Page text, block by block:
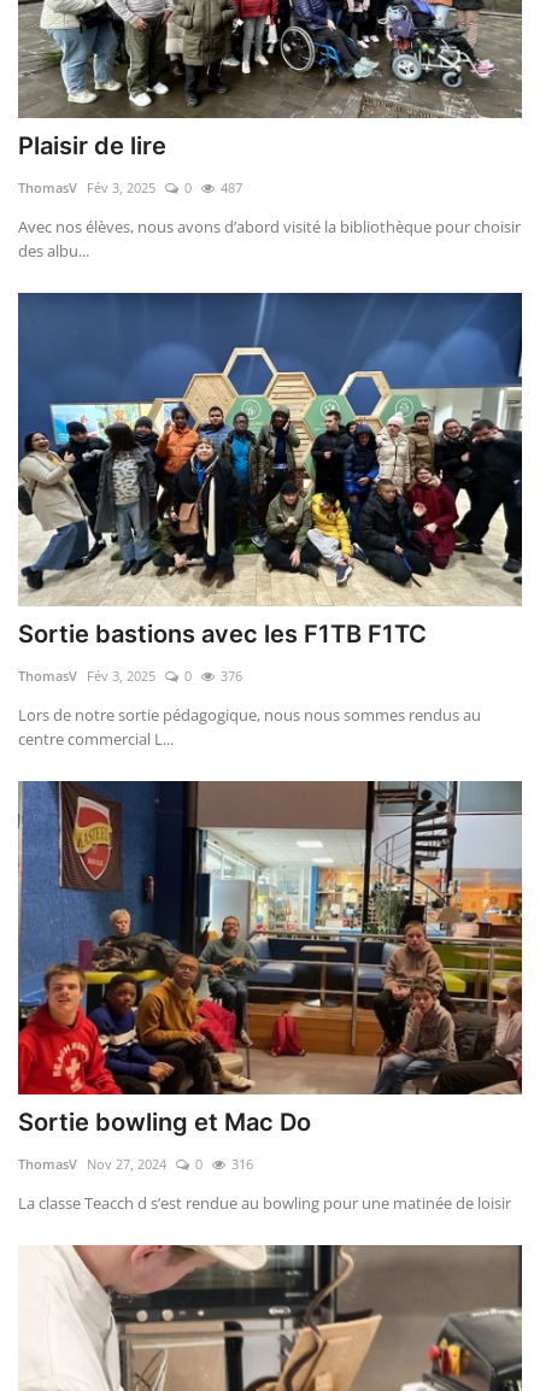
Plaisir de lire
ThomasV Fév 3, 2025 0 487
Avec nos élèves, nous avons d’abord visité la bibliothèque pour choisir
des albu...
Sortie bastions avec les F1TB F1TC
ThomasV Fév 3, 2025 0 376
Lors de notre sortie pédagogique, nous nous sommes rendus au
centre commercial L...
Sortie bowling et Mac Do
ThomasV Nov 27, 2024 0 316
La classe Teacch d s’est rendue au bowling pour une matinée de loisir